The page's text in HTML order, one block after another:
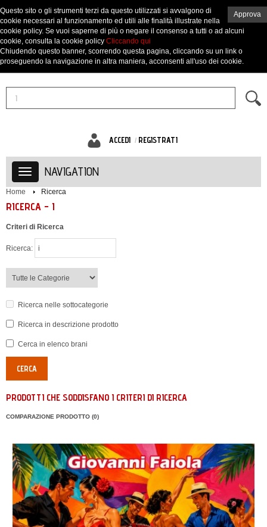
ACCEDI REGISTRATI
NAVIGATION
Home Ricerca
RICERCA - I
Criteri di Ricerca
Ricerca:
Ricerca nelle sottocategorie
Ricerca in descrizione prodotto
Cerca in elenco brani
PRODOTTI CHE SODDISFANO I CRITERI DI RICERCA
COMPARAZIONE PRODOTTO (0)
Approva
Questo sito o gli strumenti terzi da questo utilizzati si avvalgono di
cookie necessari al funzionamento ed utili alle finalità illustrate nella
cookie policy. Se vuoi saperne di più o negare il consenso a tutti o ad alcuni
cookie, consulta la cookie policy Cliccando qui
Chiudendo questo banner, scorrendo questa pagina, cliccando su un link o
proseguendo la navigazione in altra maniera, acconsenti all'uso dei cookie.